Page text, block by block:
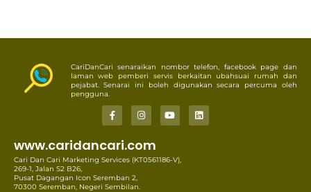
CariDanCari senaraikan nombor telefon, facebook page dan
laman web pemberi servis berkaitan ubahsuai rumah dan
pejabat. Senarai ini boleh digunakan secara percuma oleh
pengguna.
www.caridancari.com
Cari Dan Cari Marketing Services (KT0561186-V),
269-1, Jalan S2 B26,
Pusat Dagangan Icon Seremban 2,
70300 Seremban, Negeri Sembilan.